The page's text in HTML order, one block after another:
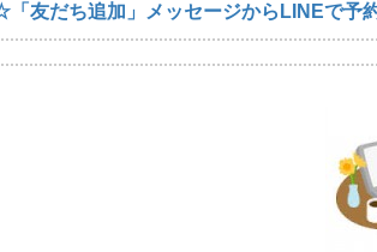
友だち追加」メッセージからLINEで予約